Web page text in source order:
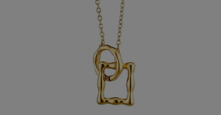
LOG IN
CREATE AN ACCOUNT